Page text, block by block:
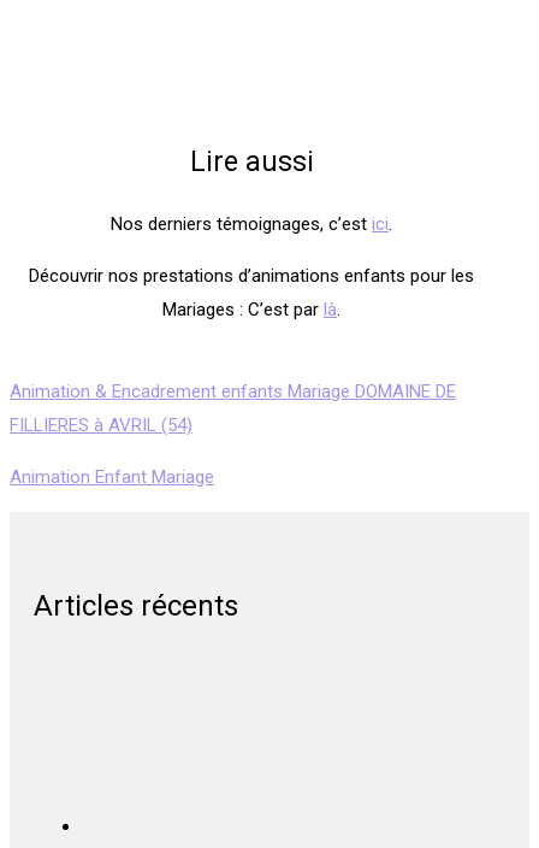
Lire aussi
Nos derniers témoignages, c’est ici.
Découvrir nos prestations d’animations enfants pour les
Mariages : C’est par là.
Animation & Encadrement enfants Mariage DOMAINE DE
FILLIERES à AVRIL (54)
Animation Enfant Mariage
Articles récents